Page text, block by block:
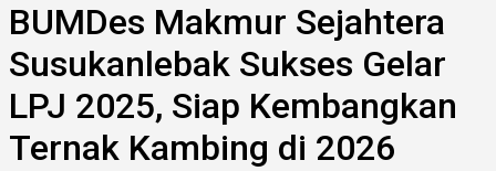
BUMDes Makmur Sejahtera
Susukanlebak Sukses Gelar
LPJ 2025, Siap Kembangkan
Ternak Kambing di 2026